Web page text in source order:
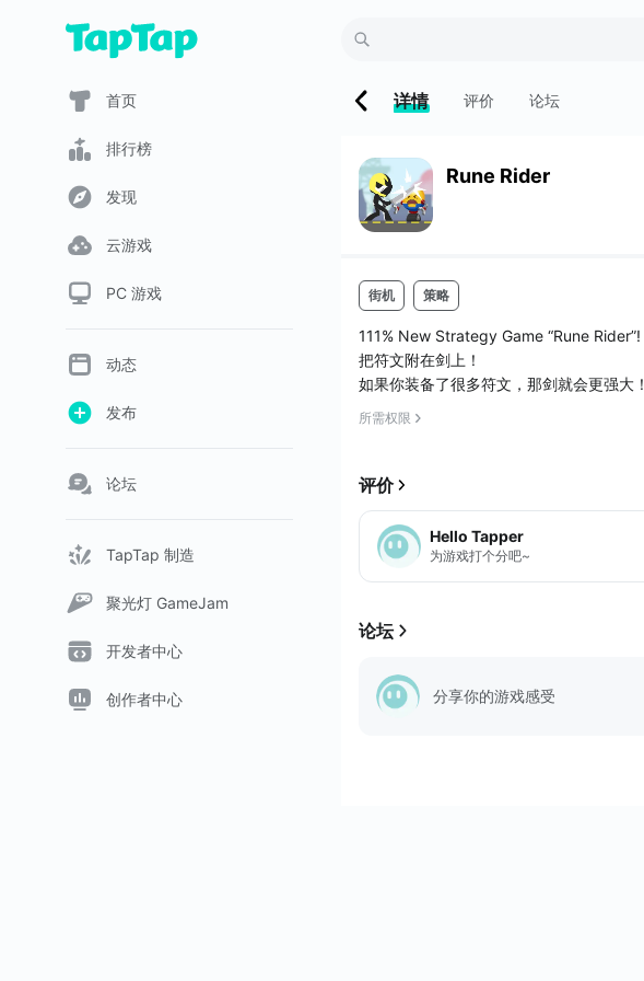
首页
排行榜
发现
云游戏
PC 游戏
动态
发布
论坛
TapTap 制造
聚光灯 GameJam
开发者中心
创作者中心
详情 评价 论坛
Rune Rider
街机 策略
111% New Strategy Game “Rune Rider”!
把符文附在剑上！
如果你装备了很多符文，那剑就会更强大！
战略上装备了许多类型的符文是最重要的。
小心老板！他们是非常强大的！
Addictive Idle RPG game “Rune Rider”
游戏特色：
- 感受美丽的图形设计。
- 享受PVP行动战斗。
- 通...
所需权限
评价
Hello Tapper
为游戏打个分吧~
论坛
分享你的游戏感受